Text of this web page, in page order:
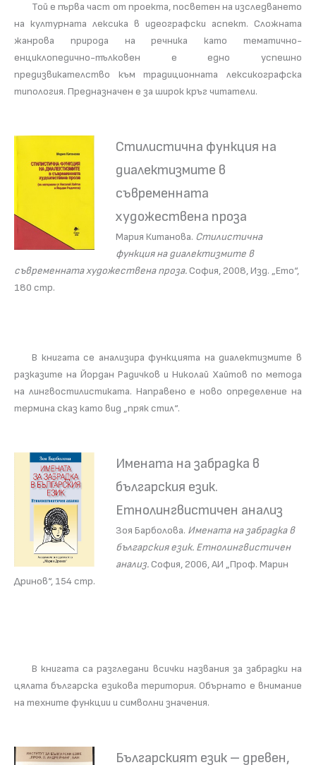
Той е първа част от проекта, посветен на изследването
на културната лексика в идеографски аспект. Сложната
жанрова природа на речника като тематично-
енциклопедично-тълковен е едно успешно
прeдизвикателство към традиционната лексикографска
типология. Предназначен е за широк кръг читатели.
Стилистична функция на
диалектизмите в
съвременната
художествена проза
Мария Китанова. Стилистична
функция на диалектизмите в
съвременната художествена проза.София, 2008, Изд. „Ето“,
180 стр.
В книгата се анализира функцията на диалектизмите в
разказите на Йордан Радичков и Николай Хайтов по метода
на лингвостилистиката. Направено е ново определение на
термина сказ като вид „пряк стил“.
Имената на забрадка в
българския език.
Етнолингвистичен анализ
Зоя Барболова. Имената на забрадка в
българския език. Етнолингвистичен
анализ.София, 2006, АИ „Проф. Марин
Дринов“, 154 стр.
В книгата са разгледани всички названия за забрадки на
цялата българска езикова територия. Обърнато е внимание
на техните функции и символни значения.
Българският език – древен,